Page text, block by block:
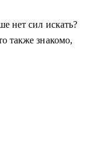
финтеха и
с чего начать
готов планомерно
нет сил искать?
также знакомо,